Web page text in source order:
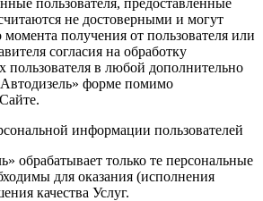
не достоверными и могут
получения от пользователя или
согласия на обработку
пользователя в любой дополнительно
форме помимо
информации пользователей
обрабатывает только те персональные
для оказания (исполнения
качества Услуг.